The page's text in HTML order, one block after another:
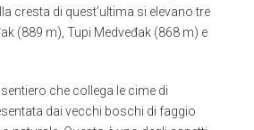
cresta di quest’ultima si elevano tre
(889 m), Tupi Medveđak (868 m) e
sentiero che collega le cime di
dai vecchi boschi di faggio